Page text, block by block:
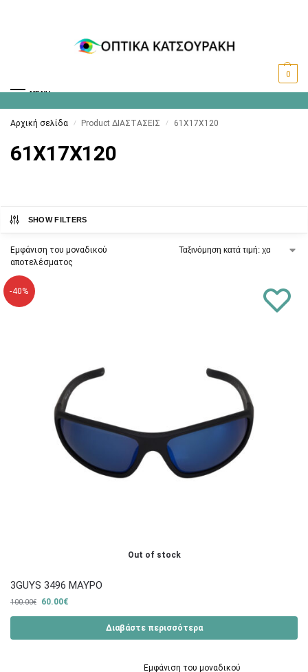
MENU
0
Αρχική σελίδα / Product ΔΙΑΣΤΑΣΕΙΣ / 61X17X120
61X17X120
SHOW FILTERS
Εμφάνιση του μοναδικού
αποτελέσματος
-40%
Out of stock
3GUYS 3496 ΜΑΥΡΟ
100.00€ 60.00€
Διαβάστε περισσότερα
Εμφάνιση του μοναδικού